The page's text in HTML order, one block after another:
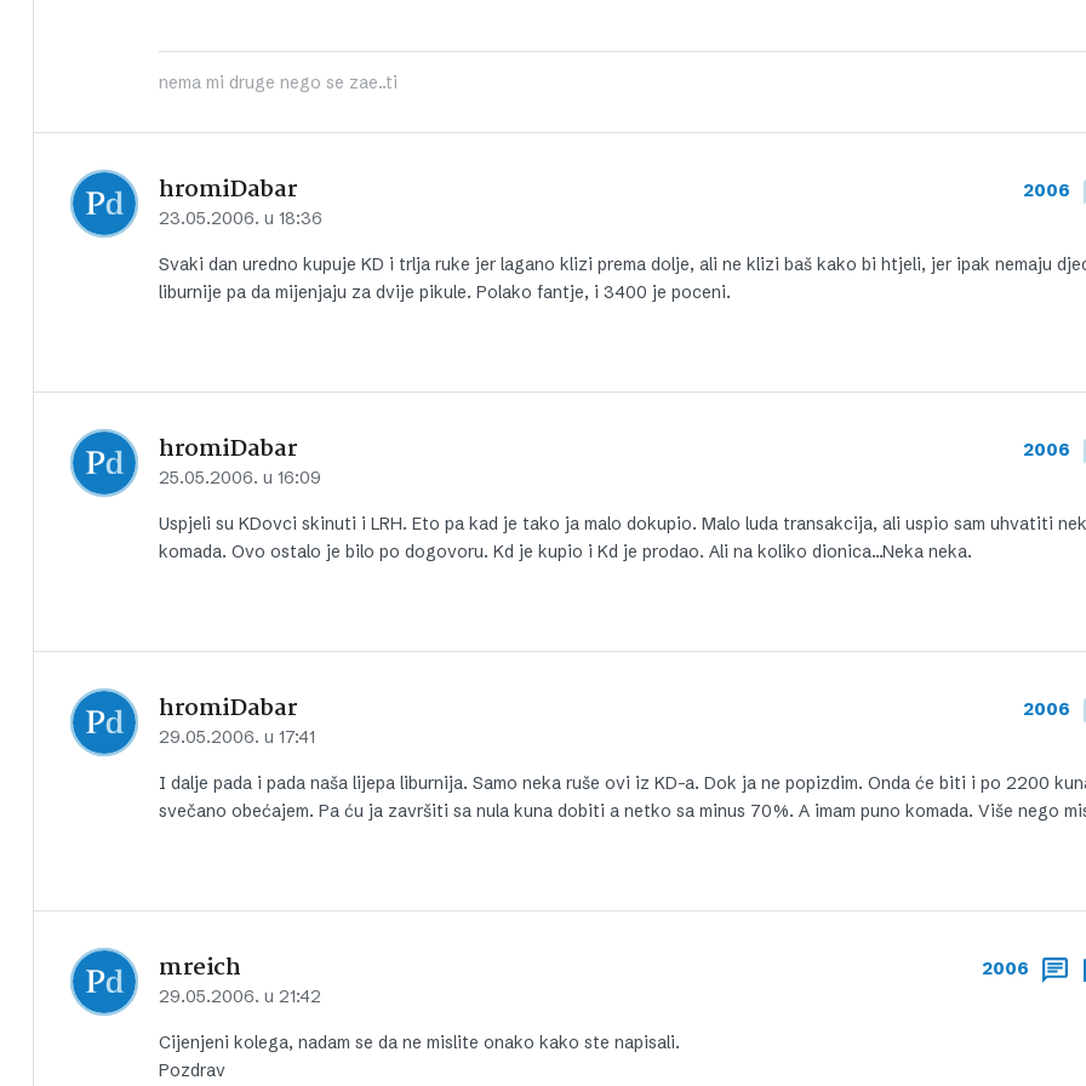
nema mi druge nego se zae..ti
hromiDabar
23.05.2006. u 18:36
2006
Svaki dan uredno kupuje KD i trlja ruke jer lagano klizi prema dolje, ali ne klizi baš kako bi htjeli, jer ipak nemaju
liburnije pa da mijenjaju za dvije pikule. Polako fantje, i 3400 je poceni.
hromiDabar
25.05.2006. u 16:09
2006
Uspjeli su KDovci skinuti i LRH. Eto pa kad je tako ja malo dokupio. Malo luda transakcija, ali uspio sam uhvatiti
komada. Ovo ostalo je bilo po dogovoru. Kd je kupio i Kd je prodao. Ali na koliko dionica…Neka neka.
hromiDabar
29.05.2006. u 17:41
2006
I dalje pada i pada naša lijepa liburnija. Samo neka ruše ovi iz KD-a. Dok ja ne popizdim. Onda će biti i po 2200
svečano obećajem. Pa ću ja završiti sa nula kuna dobiti a netko sa minus 70%. A imam puno komada. Više nego
mreich
29.05.2006. u 21:42
2006
Cijenjeni kolega, nadam se da ne mislite onako kako ste napisali.
Pozdrav